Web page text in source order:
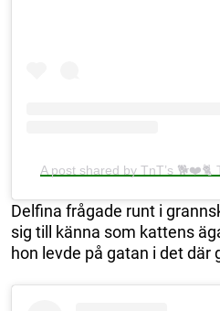
A post shared by TnT’s 🐕❤️🐈
Delfina frågade runt i
sig till känna som kattens
hon levde på gatan i det där